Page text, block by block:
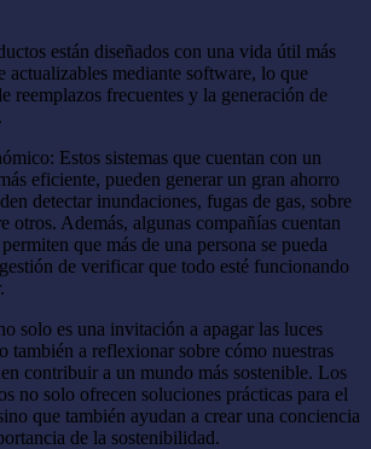
están diseñados con una vida útil más
actualizables mediante software, lo que
reemplazos frecuentes y la generación de
Estos sistemas que cuentan con un
eficiente, pueden generar un gran ahorro
detectar inundaciones, fugas de gas, sobre
otros. Además, algunas compañías cuentan
que más de una persona se pueda
de verificar que todo esté funcionando
solo es una invitación a apagar las luces
también a reflexionar sobre cómo nuestras
contribuir a un mundo más sostenible. Los
no solo ofrecen soluciones prácticas para el
que también ayudan a crear una conciencia
de la sostenibilidad.